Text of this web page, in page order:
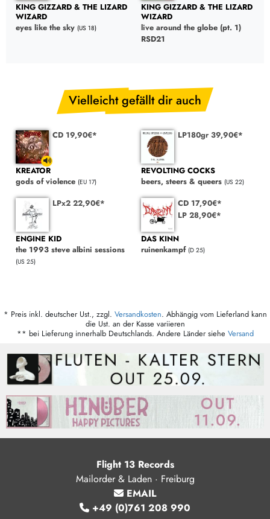
KING GIZZARD & THE LIZARD
WIZARD
eyes like the sky (US 18)
KING GIZZARD & THE LIZARD
WIZARD
live around the globe (pt. 1)
RSD21
Vielleicht gefällt dir auch
CD 19,90€*
KREATOR
gods of violence (EU 17)
LP180gr 39,90€*
REVOLTING COCKS
beers, steers & queers (US 22)
LPx2 22,90€*
ENGINE KID
the 1993 steve albini sessions
(US 25)
CD 17,90€*
LP 28,90€*
DAS KINN
ruinenkampf (D 25)
* Preis inkl. deutscher Ust., zzgl. Versandkosten. Abhängig vom Lieferland kann
die Ust. an der Kasse variieren
** bei Lieferung innerhalb Deutschlands. Andere Länder siehe Versand
Flight 13 Records
Mailorder & Laden · Freiburg
EMAIL
+49 (0)761 208 990